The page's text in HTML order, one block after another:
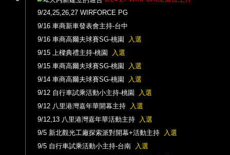
9/24,25,26,27 WIRFORCE PG
9/16 車商新車發表會主持-台中
9/16 車商高爾夫球賽SG-桃園
入選
9/15 上樑典禮主持-桃園
入選
9/15 車商高爾夫球賽SG-桃園
入選
9/14 車商高爾夫球賽SG-桃園
入選
9/12 自行車試乘活動小主持-桃園
入選
9/12 八里港灣嘉年華開幕主持
入選
9/12,13 八里港灣嘉年華活動主持
入選
9/5 新北觀光工廠探索派對開幕+活動主持
入選
9/5 自行車試乘活動小主持-台南
入選